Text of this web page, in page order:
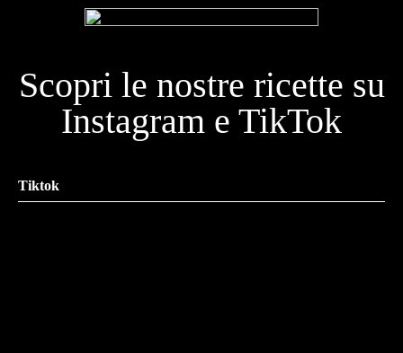
Scopri le nostre ricette su
Instagram e TikTok
Tiktok